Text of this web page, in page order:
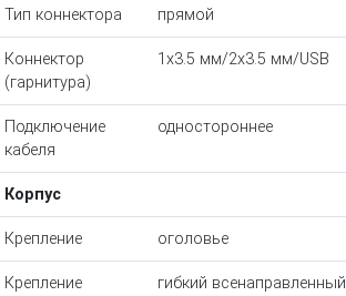
Тип коннектора прямой
Коннектор
(гарнитура)
1x3.5 мм/2x3.5 мм/USB
Подключение
кабеля
одностороннее
Корпус
Крепление оголовье
Крепление
гибкий всенаправленный